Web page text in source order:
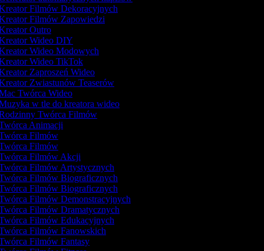
Filmów Dekoracyjnych
Filmów Zapowiedzi
Outro
Wideo DIY
Wideo Modowych
Wideo TikTok
Zaproszeń Wideo
Zwiastunów Teaserów
Twórca Wideo
w tle do kreatora wideo
Twórca Filmów
Animacji
Filmów
Filmów
Filmów Akcji
Filmów Artystycznych
Filmów Biograficznych
Filmów Biograficznych
Filmów Demonstracyjnych
Filmów Dramatycznych
Filmów Edukacyjnych
Filmów Fanowskich
Filmów Fantasy